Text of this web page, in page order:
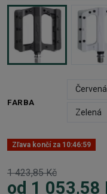
FARBA
Červená
Zelená
Zľava končí za 10:46:59
1 423,85 Kč
od 1 053,58